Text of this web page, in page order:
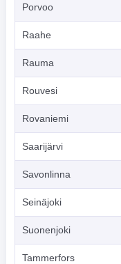
Porvoo
Raahe
Rauma
Rouvesi
Rovaniemi
Saarijärvi
Savonlinna
Seinäjoki
Suonenjoki
Tammerfors